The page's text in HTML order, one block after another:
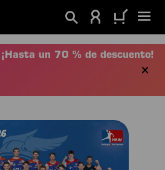
un 70 % de descuento!